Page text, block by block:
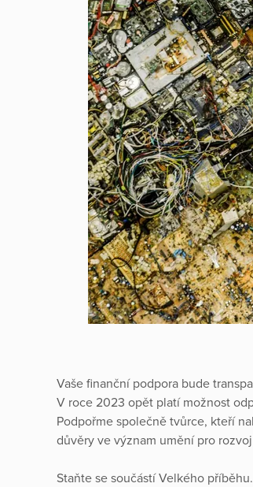
Vaše finanční podpora bude
V roce 2023 opět platí možnost
Podpořme společně tvůrce, kteří
důvěry ve význam umění pro
Staňte se součástí Velkého